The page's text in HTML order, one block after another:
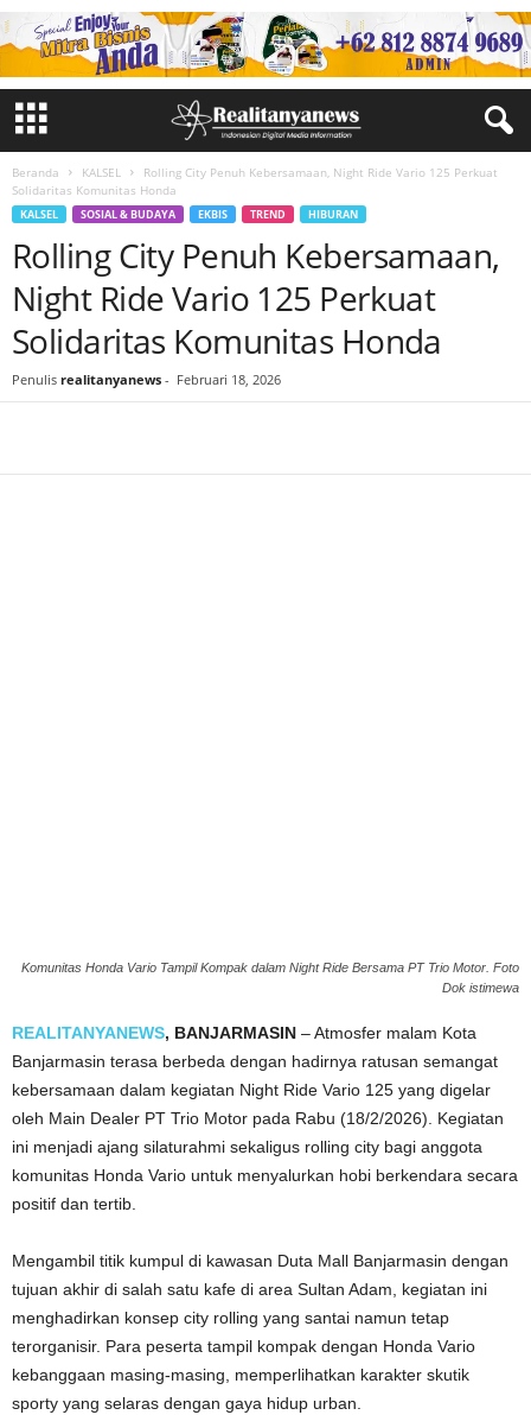
Beranda KALSEL
Rolling City Penuh Kebersamaan, Night Ride Vario 125 Perkuat
Solidaritas Komunitas Honda
KALSEL SOSIAL & BUDAYA EKBIS TREND HIBURAN
Rolling City Penuh Kebersamaan,
Night Ride Vario 125 Perkuat
Solidaritas Komunitas Honda
Penulis realitanyanews - Februari 18, 2026
Komunitas Honda Vario Tampil Kompak dalam Night Ride Bersama PT Trio Motor. Foto
Dok istimewa
REALITANYANEWS, BANJARMASIN – Atmosfer malam Kota
Banjarmasin terasa berbeda dengan hadirnya ratusan semangat
kebersamaan dalam kegiatan Night Ride Vario 125 yang digelar
oleh Main Dealer PT Trio Motor pada Rabu (18/2/2026). Kegiatan
ini menjadi ajang silaturahmi sekaligus rolling city bagi anggota
komunitas Honda Vario untuk menyalurkan hobi berkendara secara
positif dan tertib.
Mengambil titik kumpul di kawasan Duta Mall Banjarmasin dengan
tujuan akhir di salah satu kafe di area Sultan Adam, kegiatan ini
menghadirkan konsep city rolling yang santai namun tetap
terorganisir. Para peserta tampil kompak dengan Honda Vario
kebanggaan masing-masing, memperlihatkan karakter skutik
sporty yang selaras dengan gaya hidup urban.